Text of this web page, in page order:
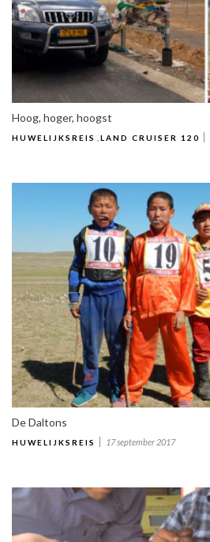
Hoog, hoger, hoogst
HUWELIJKSREIS LAND CRUISER 120
De Daltons
HUWELIJKSREIS 17 september 2017